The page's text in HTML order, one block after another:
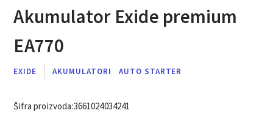
Akumulator Exide premium
EA770
EXIDE AKUMULATORI AUTO STARTER
Šifra proizvoda:3661024034241